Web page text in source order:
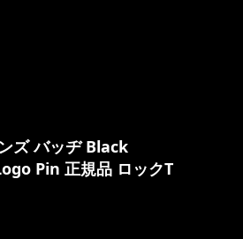
ズ バッヂ Black
Pin 正規品 ロックT